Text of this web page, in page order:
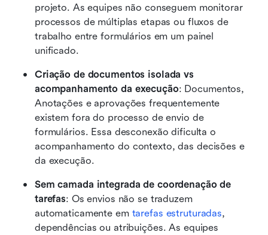
projeto. As equipes não conseguem monitorar
processos de múltiplas etapas ou fluxos de
trabalho entre formulários em um painel
unificado.
Criação de documentos isolada vs
acompanhamento da execução: Documentos,
Anotações e aprovações frequentemente
existem fora do processo de envio de
formulários. Essa desconexão dificulta o
acompanhamento do contexto, das decisões e
da execução.
Sem camada integrada de coordenação de
tarefas: Os envios não se traduzem
automaticamente em tarefas estruturadas,
dependências ou atribuições. As equipes